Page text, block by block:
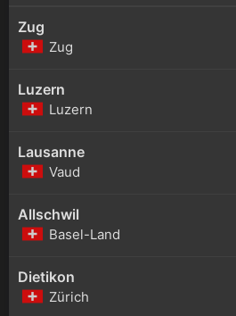
Zug
Zug
Luzern
Luzern
Lausanne
Vaud
Allschwil
Basel-Land
Dietikon
Zürich